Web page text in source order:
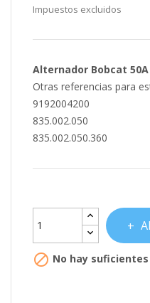
Impuestos excluidos
Alternador Bobcat 50A
Otras referencias para
9192004200
835.002.050
835.002.050.360
 No hay